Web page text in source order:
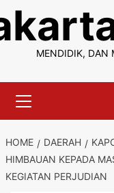
content
MENDIDIK, DAN
Menu
HOME DAERAH
HIMBAUAN KEPADA
KEGIATAN PERJUDIAN